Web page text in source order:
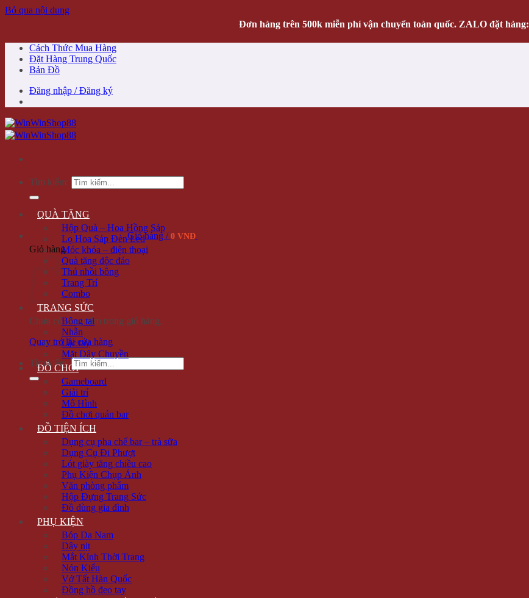
Bỏ qua nội dung
Đơn hàng trên 500k miễn phí vận chuyển toàn quốc. ZALO đặt hàng:
Cách Thức Mua Hàng
Đặt Hàng Trung Quốc
Bản Đồ
Đăng nhập / Đăng ký
Tìm kiếm:
Giỏ hàng / 0 VNĐ
Giỏ hàng
Chưa có sản phẩm trong giỏ hàng.
Quay trở lại cửa hàng
Tìm kiếm:
QUÀ TẶNG
Hộp Quà – Hoa Hồng Sáp
Lọ Hoa Sáp Đèn Led
Móc khóa – điện thoại
Quà tặng độc đáo
Thú nhồi bông
Trang Trí
Combo
TRANG SỨC
Bông tai
Nhẫn
Lắc tay
Mặt Dây Chuyền
ĐỒ CHƠI
Gameboard
Giải trí
Mô Hình
Đồ chơi quán bar
ĐỒ TIỆN ÍCH
Dụng cụ pha chế bar – trà sữa
Dụng Cụ Đi Phượt
Lót giày tăng chiều cao
Phụ Kiện Chụp Ảnh
Văn phòng phẩm
Hộp Đựng Trang Sức
Đồ dùng gia đình
PHỤ KIỆN
Bóp Da Nam
Dây nịt
Mắt Kính Thời Trang
Nón Kiểu
Vớ Tất Hàn Quốc
Đồng hồ đeo tay